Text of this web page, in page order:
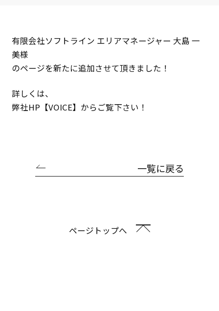
有限会社ソフトライン エリアマネージャー 大島 一
美様
のページを新たに追加させて頂きました！
詳しくは、
弊社HP 【VOICE】 からご覧下さい！
一覧に戻る
ページトップへ